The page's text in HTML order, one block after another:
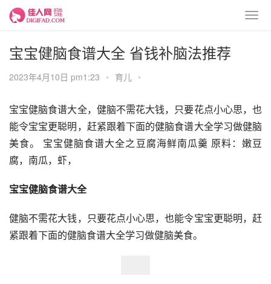
宝宝健脑食谱大全 省钱补脑法推荐
2023年4月10日 pm1:23 • 育儿 •
宝宝健脑食谱大全，健脑不需花大钱，只要花点小心思，也
能令宝宝更聪明，赶紧跟着下面的健脑食谱大全学习做健脑
美食。 宝宝健脑食谱大全之豆腐海鲜南瓜羹 原料：嫩豆
腐，南瓜，虾，
宝宝健脑食谱大全
健脑不需花大钱，只要花点小心思，也能令宝宝更聪明，赶
紧跟着下面的健脑食谱大全学习做健脑美食。